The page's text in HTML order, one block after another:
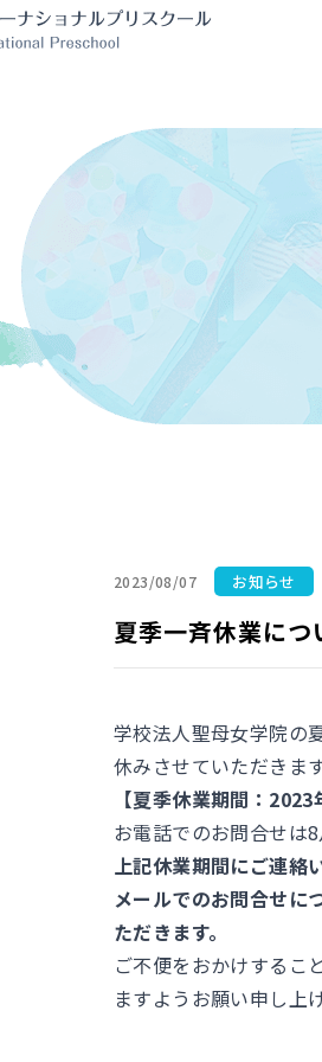
2023/08/07 お知らせ
夏季一斉休業につ
学校法人聖母女学院の
休みさせていただきま
【夏季休業期間：
お電話でのお問合せは
上記休業期間にご連絡
メールでのお問合せに
ただきます。
ご不便をおかけするこ
ますようお願い申し上